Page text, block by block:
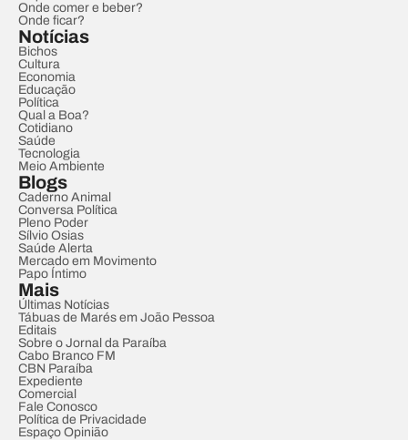
Onde comer e beber?
Onde ficar?
Notícias
Bichos
Cultura
Economia
Educação
Política
Qual a Boa?
Cotidiano
Saúde
Tecnologia
Meio Ambiente
Blogs
Caderno Animal
Conversa Política
Pleno Poder
Sílvio Osias
Saúde Alerta
Mercado em Movimento
Papo Íntimo
Mais
Últimas Notícias
Tábuas de Marés em João Pessoa
Editais
Sobre o Jornal da Paraíba
Cabo Branco FM
CBN Paraíba
Expediente
Comercial
Fale Conosco
Política de Privacidade
Espaço Opinião